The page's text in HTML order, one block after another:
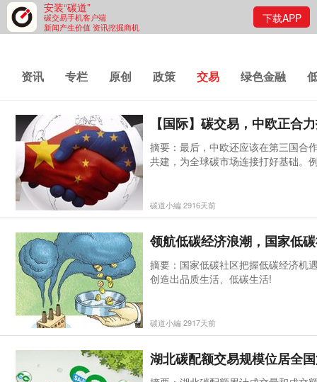
安装“碳道”
碳交易手机客户端
新闻产生价值 资讯挖掘商机
下载APP
资讯 专栏 原创 政策 交易 绿色金融
【国际】碳交易，中欧正合
摘要：最后，中欧还应该在第三国合
共建，为全球碳市场连接打好基础。
碳道小編 2916天前
领航低碳经济浪潮，国家低
摘要：国家低碳社区把握低碳经济机
创造出品质生活、低碳生活!
碳道小編 2917天前
湖北碳配额交易规模位居全